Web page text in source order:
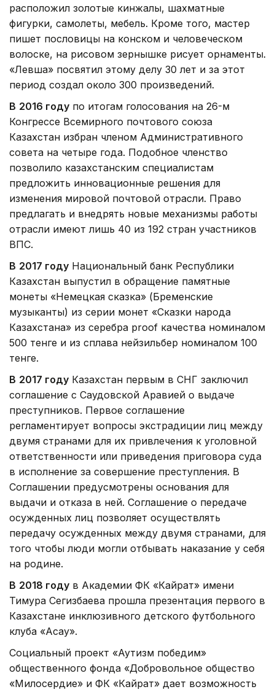
расположил золотые кинжалы, шахматные
фигурки, самолеты, мебель. Кроме того, мастер
пишет пословицы на конском и человеческом
волоске, на рисовом зернышке рисует орнаменты.
«Левша» посвятил этому делу 30 лет и за этот
период создал около 300 произведений.
В 2016 году по итогам голосования на 26-м
Конгрессе Всемирного почтового союза
Казахстан избран членом Административного
совета на четыре года. Подобное членство
позволило казахстанским специалистам
предложить инновационные решения для
изменения мировой почтовой отрасли. Право
предлагать и внедрять новые механизмы работы
отрасли имеют лишь 40 из 192 стран участников
ВПС.
В 2017 году Национальный банк Республики
Казахстан выпустил в обращение памятные
монеты «Немецкая сказка» (Бременские
музыканты) из серии монет «Сказки народа
Казахстана» из серебра proof качества номиналом
500 тенге и из сплава нейзильбер номиналом 100
тенге.
В 2017 году Казахстан первым в СНГ заключил
соглашение с Саудовской Аравией о выдаче
преступников. Первое соглашение
регламентирует вопросы экстрадиции лиц между
двумя странами для их привлечения к уголовной
ответственности или приведения приговора суда
в исполнение за совершение преступления. В
Соглашении предусмотрены основания для
выдачи и отказа в ней. Соглашение о передаче
осужденных лиц позволяет осуществлять
передачу осужденных между двумя странами, для
того чтобы люди могли отбывать наказание у себя
на родине.
В 2018 году в Академии ФК «Кайрат» имени
Тимура Сегизбаева прошла презентация первого в
Казахстане инклюзивного детского футбольного
клуба «Аңсау».
Социальный проект «Аутизм победим»
общественного фонда «Добровольное общество
«Милосердие» и ФК «Кайрат» дает возможность